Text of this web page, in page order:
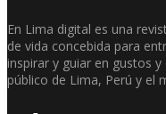
En Lima digital es una
de vida concebida para
inspirar y guiar en gustos
público de Lima, Perú y el